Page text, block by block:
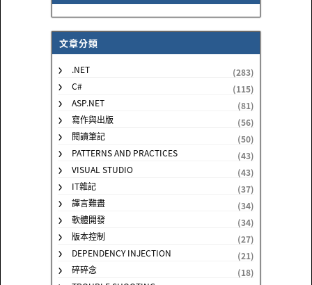
文章分類
.NET
(283)
C#
(115)
ASP.NET
(81)
寫作與出版
(56)
閱讀筆記
(50)
PATTERNS AND PRACTICES
(43)
VISUAL STUDIO
(43)
IT雜記
(37)
譯言難盡
(34)
軟體開發
(34)
版本控制
(27)
DEPENDENCY INJECTION
(21)
碎碎念
(18)